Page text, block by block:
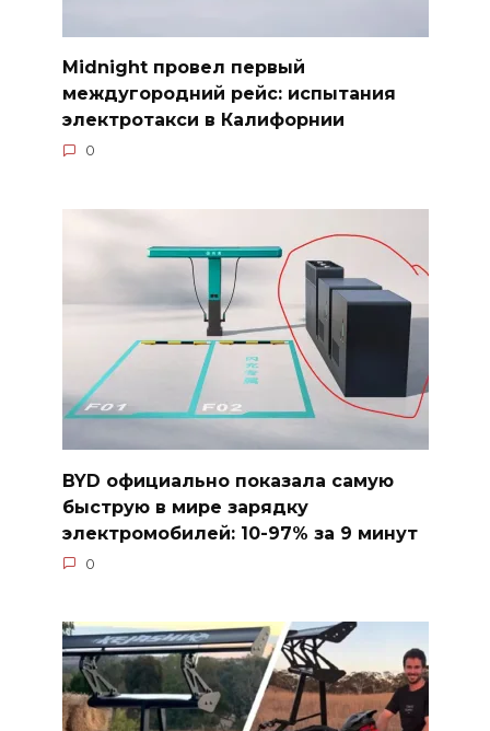
Midnight провел первый
междугородний рейс: испытания
электротакси в Калифорнии
0
BYD официально показала самую
быструю в мире зарядку
электромобилей: 10-97% за 9 минут
0